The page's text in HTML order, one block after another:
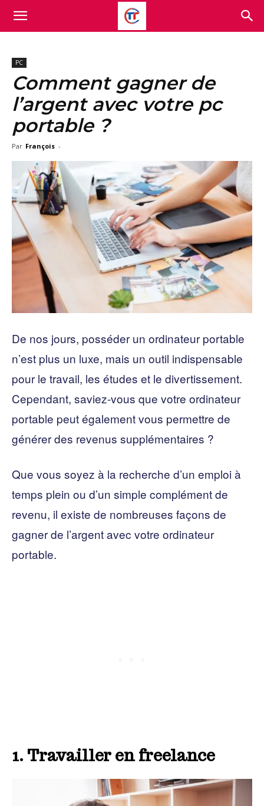
PC
Comment gagner de
l’argent avec votre pc
portable ?
Par François -
De nos jours, posséder un ordinateur portable
n’est plus un luxe, mais un outil indispensable
pour le travail, les études et le divertissement.
Cependant, saviez-vous que votre ordinateur
portable peut également vous permettre de
générer des revenus supplémentaires ?
Que vous soyez à la recherche d’un emploi à
temps plein ou d’un simple complément de
revenu, il existe de nombreuses façons de
gagner de l’argent avec votre ordinateur
portable.
1. Travailler en freelance